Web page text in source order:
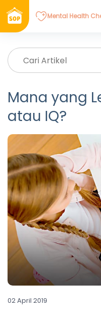
Mental Health
Mana yang
atau IQ?
02 April 2019